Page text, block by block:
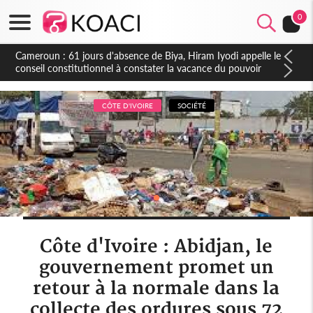
0
Côte d'Ivoire : Fin de la pagaille au PDCI-RDA, Lessiehi bannit
les mouvements sauvages
CÔTE D'IVOIRE SOCIÉTÉ
Côte d'Ivoire : Abidjan, le
gouvernement promet un
retour à la normale dans la